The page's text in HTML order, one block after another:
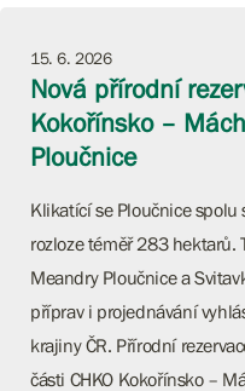
15. 6. 2026
Nová přírodní
Kokořínsko –
Ploučnice
Klikatící se Ploučnice spolu
rozloze téměř 283 hektarů.
Meandry Ploučnice a
příprav i projednávání
krajiny ČR. Přírodní
části CHKO Kokořínsko –